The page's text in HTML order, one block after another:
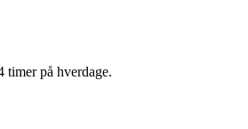
timer på hverdage.